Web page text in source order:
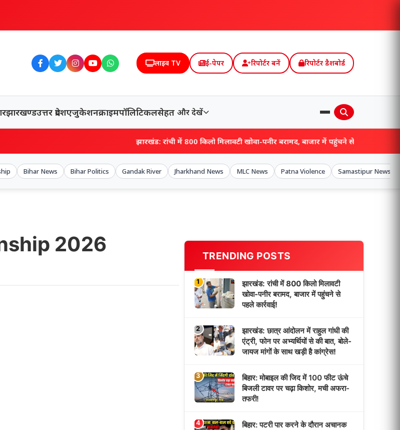
लाइव TV ई-पेपर रिपोर्टर बनें रिपोर्टर डैशबोर्ड
झारखण्डउत्तर प्रदेशएजुकेशनक्राइमपॉलिटिकलसेहत और देखें
झारखंड: रांची में 800 किलो मिलावटी खोवा-पनीर बरामद, बाजार में पहुंचने से पहले कार्रवाई!
Bihar News Bihar Politics Gandak River Jharkhand News MLC News Patna Violence Samastipur News
2026 TRENDING POSTS
1
झारखंड: रांची में 800 किलो मिलावटी
खोवा-पनीर बरामद, बाजार में पहुंचने से
पहले कार्रवाई!
2
झारखंड: छात्र आंदोलन में राहुल गांधी की
एंट्री, फोन पर अभ्यर्थियों से की बात, बोले-
जायज मांगों के साथ खड़ी है कांग्रेस!
3
बिहार: मोबाइल की जिद में 100 फीट ऊंचे
बिजली टावर पर चढ़ा किशोर, मची अफरा-
तफरी!
4
बिहार: पटरी पार करने के दौरान अचानक